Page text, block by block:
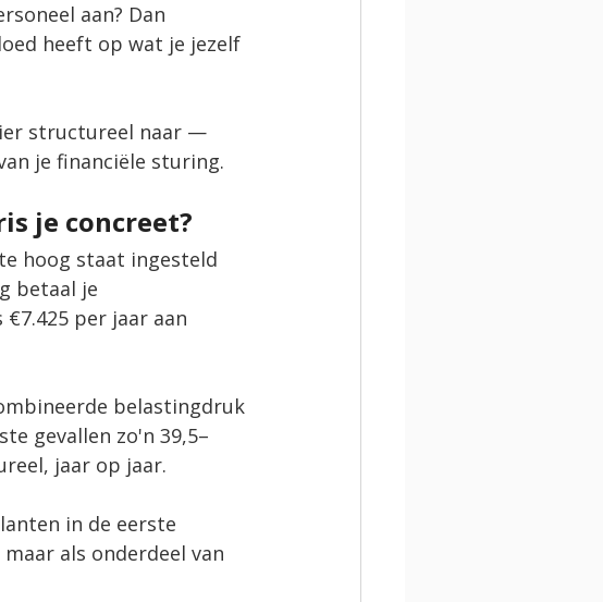
aan? Dan
heeft op wat je jezelf
structureel naar —
je financiële sturing.
je concreet?
hoog staat ingesteld
betaal je
per jaar aan
belastingdruk
gevallen zo'n 39,5–
jaar op jaar.
in de eerste
als onderdeel van